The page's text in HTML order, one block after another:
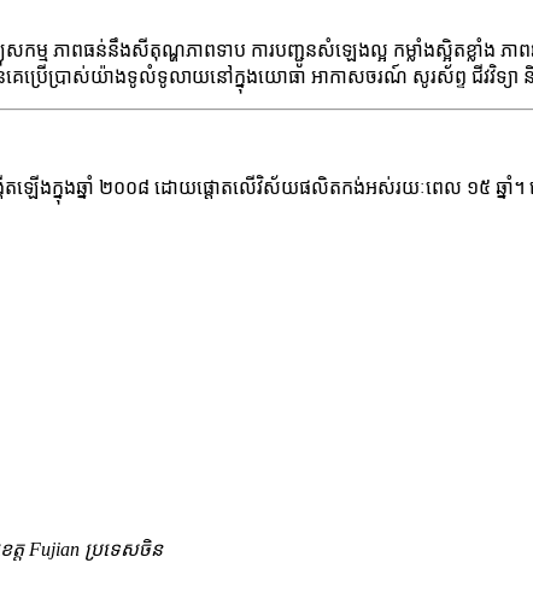
ភាពធន់នឹងសីតុណ្ហភាពទាប ការបញ្ជូនសំឡេងល្អ កម្លាំងស្អិតខ្លាំង ភាព
េប្រើប្រាស់យ៉ាងទូលំទូលាយនៅក្នុងយោធា អាកាសចរណ៍ សូរស័ព្ទ ជីវវិទ្យា
កើតឡើងក្នុងឆ្នាំ ២០០៨ ដោយផ្តោតលើវិស័យផលិតកង់អស់រយៈពេល ១៥ ឆ្ន
េត្ត Fujian ប្រទេសចិន